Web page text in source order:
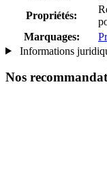
Propriétés:
Marquages:
Informations
Nos